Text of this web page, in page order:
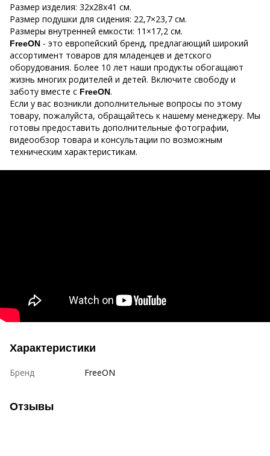
Размер изделия: 32x28x41 см.
Размер подушки для сидения: 22,7×23,7 см.
Размеры внутренней емкости: 11×17,2 см.
FreeON - это европейский бренд, предлагающий широкий
ассортимент товаров для младенцев и детского
оборудования. Более 10 лет наши продукты обогащают
жизнь многих родителей и детей. Включите свободу и
заботу вместе с FreeON.
Если у вас возникли дополнительные вопросы по этому
товару, пожалуйста, обращайтесь к нашему менеджеру. Мы
готовы предоставить дополнительные фотографии,
видеообзор товара и консультации по возможным
техническим характеристикам.
Характеристики
Бренд FreeON
Отзывы